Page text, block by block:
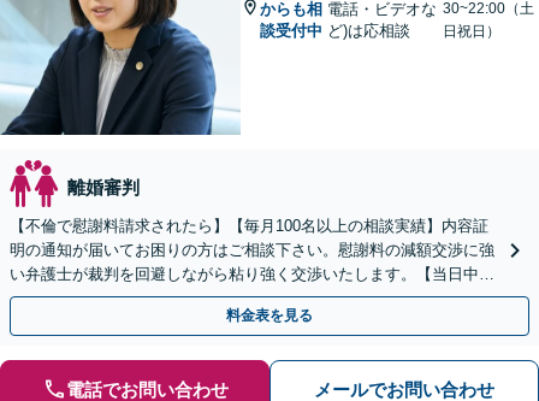
からも相
談受付中
電話・ビデオな
ど)は応相談
30~22:00（土
日祝日）
離婚審判
【不倫で慰謝料請求されたら】【毎月100名以上の相談実績】内容証
明の通知が届いてお困りの方はご相談下さい。慰謝料の減額交渉に強
い弁護士が裁判を回避しながら粘り強く交渉いたします。【当日中の
相談可(予約制)】【全国対応】
料金表を見る
電話でお問い合わせ メールでお問い合わせ